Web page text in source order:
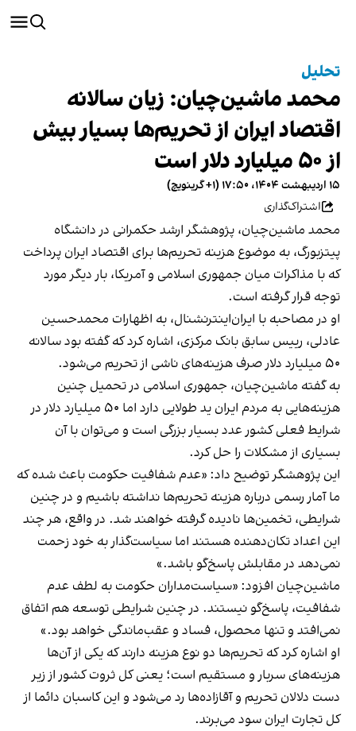
تحلیل
محمد ماشین‌چیان: زیان سالانه
اقتصاد ایران از تحریم‌ها بسیار بیش
از ۵۰ میلیارد دلار است
۱۵ اردیبهشت ۱۴۰۴، ۱۷:۵۰ (‎+۱ گرینویچ)
اشتراک‌گذاری
محمد ماشین‌چیان، پژوهشگر ارشد حکمرانی در دانشگاه
پیتزبورگ، به موضوع هزینه تحریم‌ها برای اقتصاد ایران پرداخت
که با مذاکرات میان جمهوری اسلامی و آمریکا، بار دیگر مورد
توجه قرار گرفته است.
او در مصاحبه با ایران‌اینترنشنال، به اظهارات محمدحسین
عادلی، رییس سابق بانک مرکزی، اشاره کرد که گفته بود سالانه
۵۰ میلیارد دلار صرف هزینه‌های ناشی از تحریم می‌شود.
به گفته ماشین‌چیان، جمهوری اسلامی در تحمیل چنین
هزینه‌هایی به مردم ایران ید طولایی دارد اما ۵۰ میلیارد دلار در
شرایط فعلی کشور عدد بسیار بزرگی است و می‌توان با آن
بسیاری از مشکلات را حل کرد.
این پژوهشگر توضیح داد: «عدم شفافیت حکومت باعث شده که
ما آمار رسمی درباره هزینه تحریم‌ها نداشته باشیم و در چنین
شرایطی، تخمین‌ها نادیده گرفته خواهند شد. در واقع، هر چند
این اعداد تکان‌دهنده هستند اما سیاست‌گذار به خود زحمت
نمی‌دهد در مقابلش پاسخ‌گو باشد.»
ماشین‌چیان افزود: «سیاست‌مداران حکومت به لطف عدم
شفافیت، پاسخ‌گو نیستند. در چنین شرایطی توسعه هم اتفاق
نمی‌افتد و تنها محصول، فساد و عقب‌ماندگی خواهد بود.»
او اشاره کرد که تحریم‌ها دو نوع هزینه دارند که یکی از آن‌ها
هزینه‌های سربار و مستقیم است؛ یعنی کل ثروت کشور از زیر
دست دلالان تحریم و آقازاده‌ها رد می‌شود و این کاسبان دائما از
کل تجارت ایران سود می‌برند.